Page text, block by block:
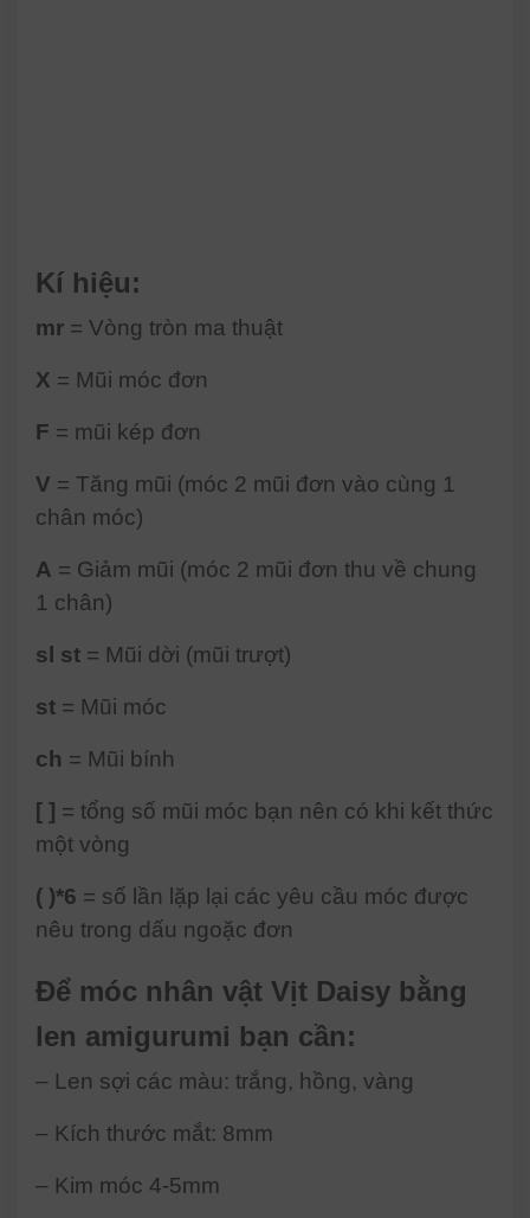
Kí hiệu:
mr = Vòng tròn ma thuật
X = Mũi móc đơn
F = mũi kép đơn
V = Tăng mũi (móc 2 mũi đơn vào cùng 1
chân móc)
A = Giảm mũi (móc 2 mũi đơn thu về chung
1 chân)
sl st = Mũi dời (mũi trượt)
st = Mũi móc
ch = Mũi bính
[ ] = tổng số mũi móc bạn nên có khi kết thức
một vòng
( )*6 = số lần lặp lại các yêu cầu móc được
nêu trong dấu ngoặc đơn
Để móc nhân vật Vịt Daisy bằng
len amigurumi bạn cần:
– Len sợi các màu: trắng, hồng, vàng
– Kích thước mắt: 8mm
– Kim móc 4-5mm